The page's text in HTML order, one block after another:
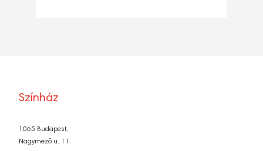
Színház
1065 Budapest,
Nagymező u. 11.